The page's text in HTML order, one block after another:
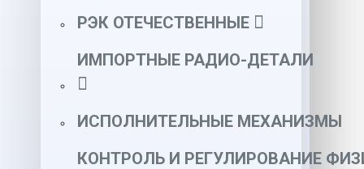
РЭК ОТЕЧЕСТВЕННЫЕ
ИМПОРТНЫЕ РАДИО-ДЕТАЛИ
ИСПОЛНИТЕЛЬНЫЕ МЕХАНИЗМЫ
КОНТРОЛЬ И РЕГУЛИРОВАНИЕ